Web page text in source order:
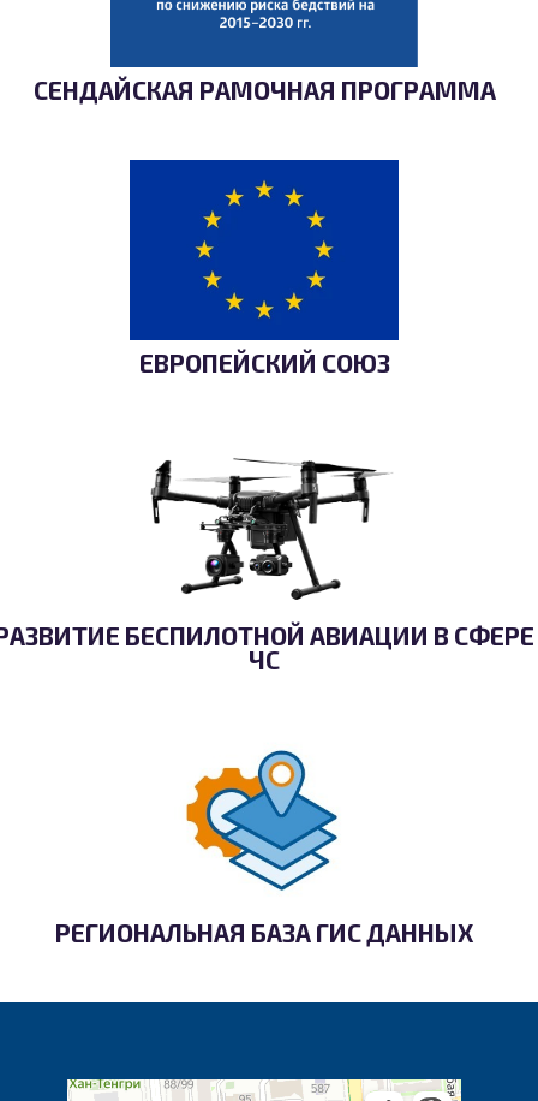
СЕНДАЙСКАЯ РАМОЧНАЯ ПРОГРАММА
ЕВРОПЕЙСКИЙ СОЮЗ
БЕСПИЛОТНОЙ АВИАЦИИ В СФЕРЕ
ЧС
РЕГИОНАЛЬНАЯ БАЗА ГИС ДАННЫХ